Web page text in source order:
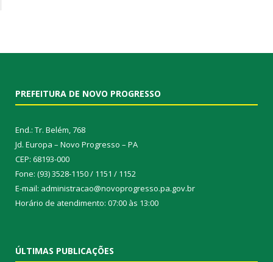
PREFEITURA DE NOVO PROGRESSO
End.: Tr. Belém, 768
Jd. Europa – Novo Progresso – PA
CEP: 68193-000
Fone: (93) 3528-1150 / 1151 / 1152
E-mail: administracao@novoprogresso.pa.gov.br
Horário de atendimento: 07:00 às 13:00
ÚLTIMAS PUBLICAÇÕES